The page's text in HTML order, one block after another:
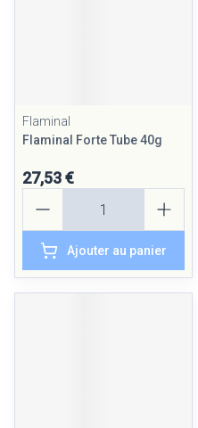
Flaminal
Flaminal Forte Tube 40g
27,53 €
Ajouter au panier